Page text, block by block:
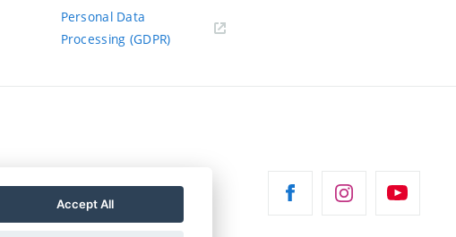
Personal Data
Processing (GDPR)
Accept All